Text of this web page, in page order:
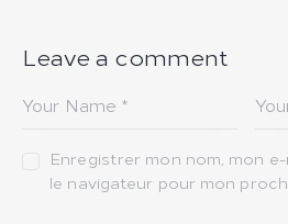
Leave a comment
Enregistrer mon nom, mon
le navigateur pour mon